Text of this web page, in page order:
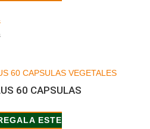
60 CAPSULAS
ESTE